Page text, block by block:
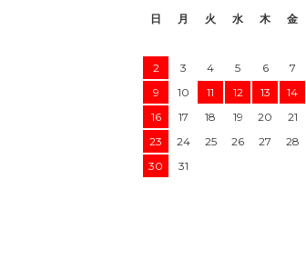
日
月 火 水 木 金
2
3 4 5 6 7
9
10 11 12 13 14
16
17 18 19 20 21
23
24 25 26 27 28
30
31